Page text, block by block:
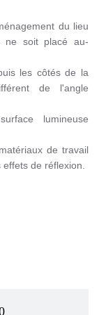
du lieu
ne soit placé au-
les côtés de la
de l'angle
lumineuse
de travail
de réflexion.